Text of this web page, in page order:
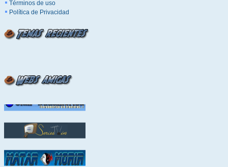
Términos de uso
Política de Privacidad